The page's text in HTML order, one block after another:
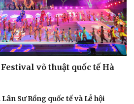
võ thuật quốc tế Hà
Sư Rồng quốc tế và Lễ hội